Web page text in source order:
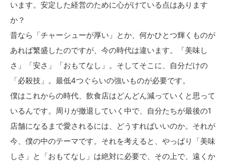
います。安定した経営のために心がけている点はあります
か？
昔なら「チャーシューが厚い」とか、何かひとつ輝くものが
あれば繁盛したのですが、今の時代は違います。「美味し
さ」「安さ」「おもてなし」。そしてそこに、自分だけの
「必殺技」。最低4つぐらいの強いものが必要です。
僕はこれからの時代、飲食店はどんどん減っていくと思って
いるんです。周りが撤退していく中で、自分たちが最後の1
店舗になるまで愛されるには、どうすればいいのか。それが
今、僕の中のテーマです。それを考えると、やっぱり「美味
しさ」と「おもてなし」は絶対に必要で、その上で、遠くか